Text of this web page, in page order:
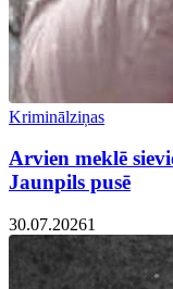
Kriminālziņas
Arvien meklē
Jaunpils pusē
30.07.20261